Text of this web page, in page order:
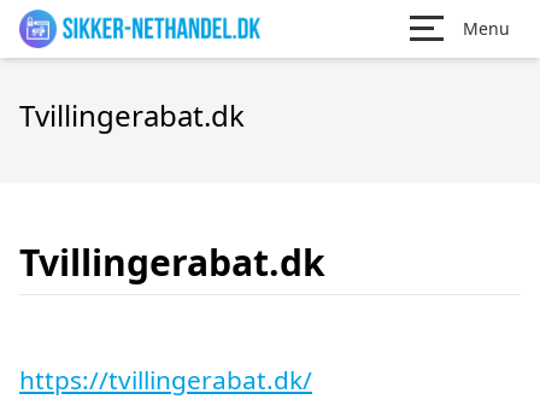
Menu
Tvillingerabat.dk
Tvillingerabat.dk
https://tvillingerabat.dk/